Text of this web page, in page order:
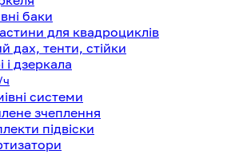
баки
для квадроциклів
дах, тенти, стійки
і дзеркала
ч
системи
зчеплення
підвіски